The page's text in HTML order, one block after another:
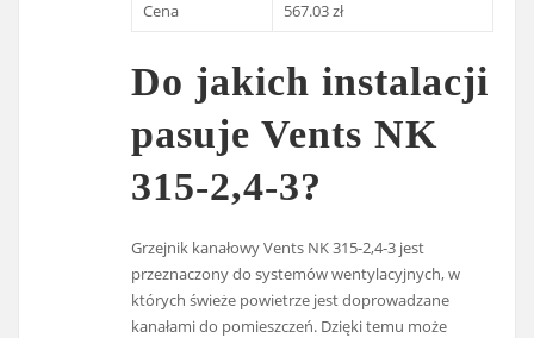
Cena
567.03 zł
Do jakich instalacji
pasuje Vents NK
315-2,4-3?
Grzejnik kanałowy Vents NK 315-2,4-3 jest
przeznaczony do systemów wentylacyjnych, w
których świeże powietrze jest doprowadzane
kanałami do pomieszczeń. Dzięki temu może